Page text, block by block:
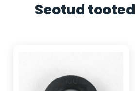
Seotud tooted